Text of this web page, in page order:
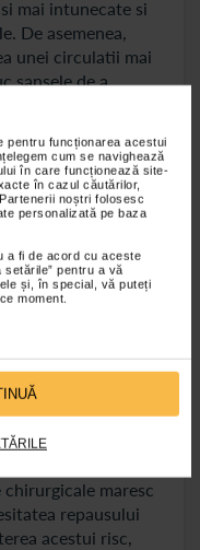
pentru funcționarea acestui
cum se navighează
în care funcționează site-
în cazul căutărilor,
noștri folosesc
personalizată pe baza
a fi de acord cu aceste
pentru a vă
și, în special, vă puteți
moment.
mai intunecate si
De asemenea,
unei circulatii mai
sansele de a
tromboza
este o afectiune
de sange se
de sange
ale corpului. Daca
poate
sub forma de
includ dureri la
maresc
repausului
acestui risc,